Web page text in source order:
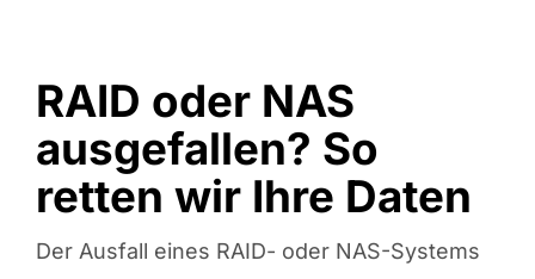
RAID oder NAS
ausgefallen? So
retten wir Ihre Daten
Der Ausfall eines RAID- oder NAS-Systems